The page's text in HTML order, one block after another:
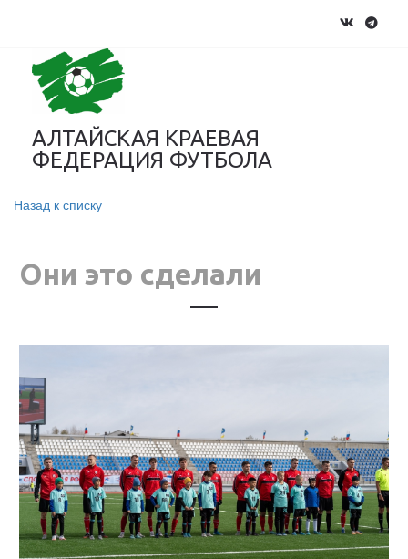
АЛТАЙСКАЯ КРАЕВАЯ
ФЕДЕРАЦИЯ ФУТБОЛА
Назад к списку
Они это сделали